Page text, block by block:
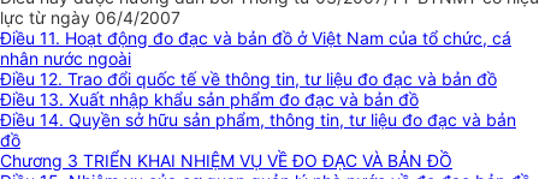
lực từ ngày 06/4/2007
Điều 11. Hoạt động đo đạc và bản đồ ở Việt Nam của tổ chức, cá
nhân nước ngoài
Điều 12. Trao đổi quốc tế về thông tin, tư liệu đo đạc và bản đồ
Điều 13. Xuất nhập khẩu sản phẩm đo đạc và bản đồ
Điều 14. Quyền sở hữu sản phẩm, thông tin, tư liệu đo đạc và bản
đồ
Chương 3 TRIỂN KHAI NHIỆM VỤ VỀ ĐO ĐẠC VÀ BẢN ĐỒ